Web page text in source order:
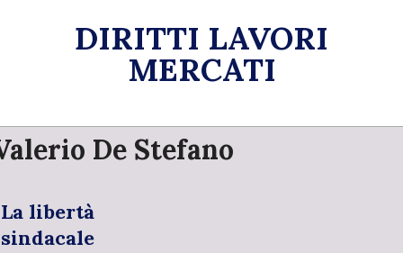
DIRITTI LAVORI
MERCATI
Primary
Navigation
De Stefano
La libertà
sindacale